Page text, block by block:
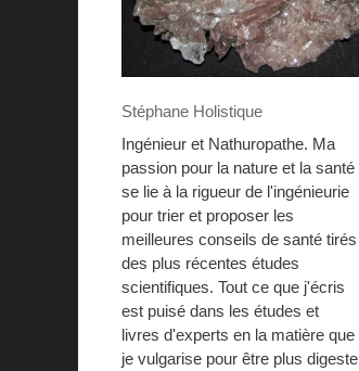
Stéphane Holistique
Ingénieur et Nathuropathe. Ma
passion pour la nature et la santé
se lie à la rigueur de l'ingénieurie
pour trier et proposer les
meilleures conseils de santé tirés
des plus récentes études
scientifiques. Tout ce que j'écris
est puisé dans les études et
livres d'experts en la matière que
je vulgarise pour être plus digeste